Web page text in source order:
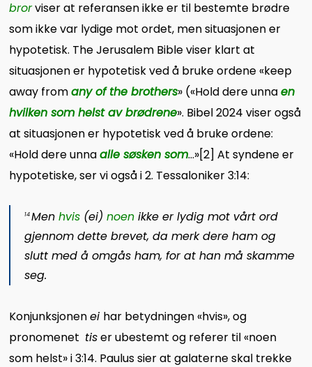
brorviser at referansen ikke er til bestemte brødre
som ikke var lydige mot ordet, men situasjonen er
hypotetisk. The Jerusalem Bible viser klart at
situasjonen er hypotetisk ved å bruke ordene «keep
away fromany of the brothers» («Hold dere unnaen
hvilken som helst av brødrene». Bibel 2024 viser også
at situasjonen er hypotetisk ved å bruke ordene:
«Hold dere unnaalle søsken som...»[2] At syndene er
hypotetiske, ser vi også i 2. Tessaloniker 3:14:
14 Menhvis (ei)noen ikke er lydig mot vårt ord
gjennom dette brevet, da merk dere ham og
slutt med å omgås ham, for at han må skamme
seg.
Konjunksjonenei har betydningen «hvis», og
pronomenet tiser ubestemt og referer til «noen
som helst» i 3:14. Paulus sier at galaterne skal trekke